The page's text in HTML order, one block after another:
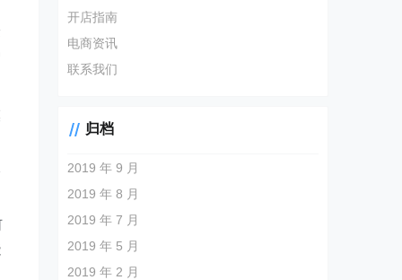
开店指南
电商资讯
联系我们
归档
2019 年 9 月
2019 年 8 月
2019 年 7 月
2019 年 5 月
2019 年 2 月